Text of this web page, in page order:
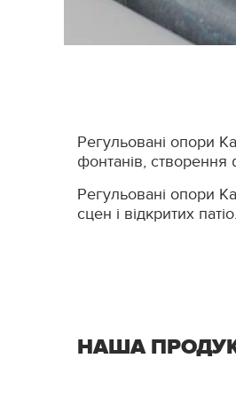
Регульовані опори
фонтанів, створення
Регульовані опори
сцен і відкритих
НАША